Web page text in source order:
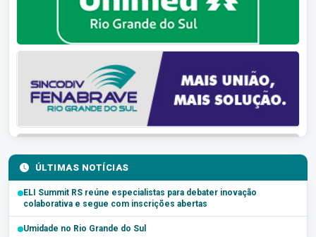
ÚLTIMAS NOTÍCIAS
ELI Summit RS reúne especialistas para debater inovação
colaborativa e segue com inscrições abertas
Umidade no Rio Grande do Sul